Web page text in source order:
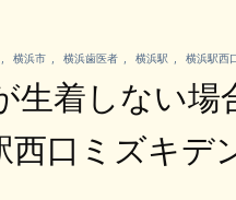
横浜市 横浜歯医者 横浜駅 横浜駅西
生着しない
西口ミズキデ